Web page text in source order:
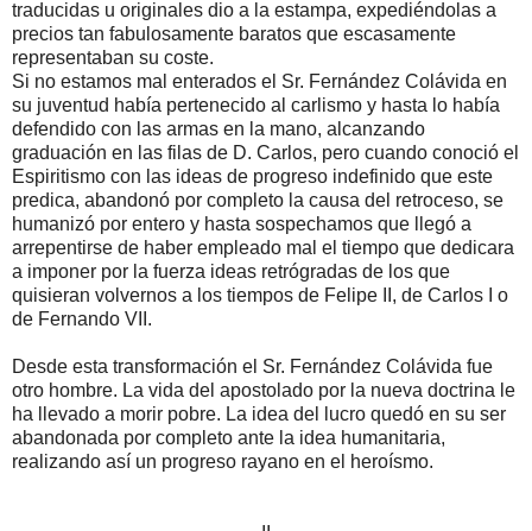
traducidas u originales dio a la estampa, expediéndolas a
precios tan fabulosamente baratos que escasamente
representaban su coste.
Si no estamos mal enterados el Sr. Fernández Colávida en
su juventud había pertenecido al carlismo y hasta lo había
defendido con las armas en la mano, alcanzando
graduación en las filas de D. Carlos, pero cuando conoció el
Espiritismo con las ideas de progreso indefinido que este
predica, abandonó por completo la causa del retroceso, se
humanizó por entero y hasta sospechamos que llegó a
arrepentirse de haber empleado mal el tiempo que dedicara
a imponer por la fuerza ideas retrógradas de los que
quisieran volvernos a los tiempos de Felipe II, de Carlos I o
de Fernando VII.
Desde esta transformación el Sr. Fernández Colávida fue
otro hombre. La vida del apostolado por la nueva doctrina le
ha llevado a morir pobre. La idea del lucro quedó en su ser
abandonada por completo ante la idea humanitaria,
realizando así un progreso rayano en el heroísmo.